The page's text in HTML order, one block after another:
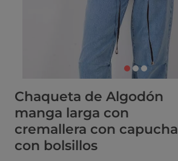
Chaqueta de Algodón
manga larga con
cremallera con capucha
con bolsillos